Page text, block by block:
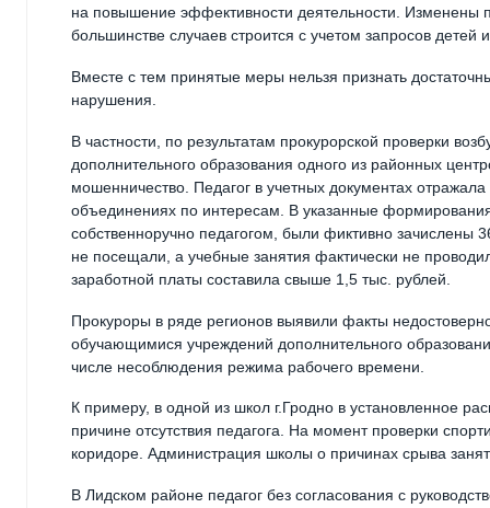
на повышение эффективности деятельности. Изменены
большинстве случаев строится с учетом запросов
Вместе с тем принятые меры нельзя признать
нарушения.
В частности, по результатам прокурорской проверки
дополнительного образования одного из районных
мошенничество. Педагог в учетных документах
объединениях по интересам. В указанные
собственноручно педагогом, были фиктивно зачислены
не посещали, а учебные занятия фактически не
заработной платы составила свыше 1,5 тыс. рублей.
Прокуроры в ряде регионов выявили факты
обучающимися учреждений дополнительного
числе несоблюдения режима рабочего времени.
К примеру, в одной из школ г.Гродно в установленное
причине отсутствия педагога. На момент проверки
коридоре. Администрация школы о причинах срыва
В Лидском районе педагог без согласования с